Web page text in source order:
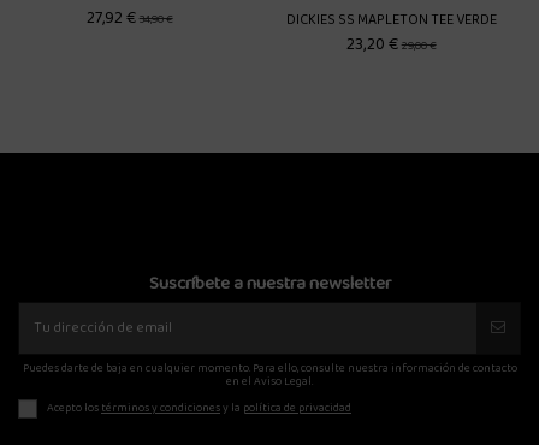
DICKIES SS MAPLETON TEE VERDE POLAR SITTING HANDS TEE
39,92 €
Suscríbete a nuestra newsletter
Puedes darte de baja en cualquier momento. Para ello, consulte nuestra información de contacto
en el Aviso Legal.
Acepto lostérminos y condicionesy la política de privacidad